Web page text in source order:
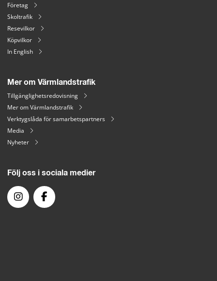
Företag
Skoltrafik
Resevilkor
Köpvilkor
In English
Mer om Värmlandstrafik
Tillgänglighetsredovisning
Mer om Värmlandstrafik
Verktygslåda för samarbetspartners
Media
Nyheter
Följ oss i sociala medier